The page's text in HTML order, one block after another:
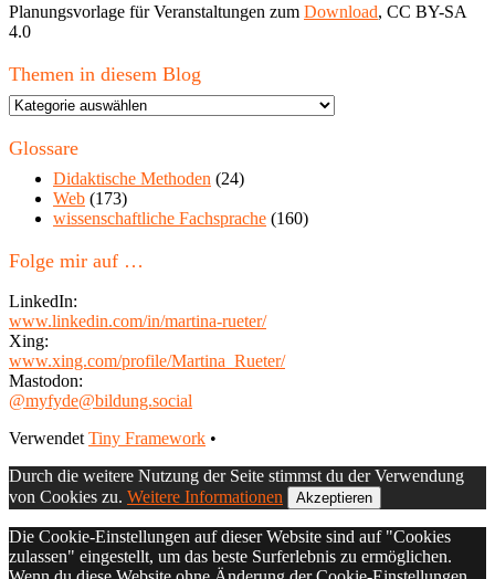
Planungsvorlage für Veranstaltungen zum Download, CC BY-SA
4.0
Themen in diesem Blog
Themen
diesem
Glossare
Didaktische Methoden (24)
Web (173)
wissenschaftliche Fachsprache (160)
Folge mir auf …
LinkedIn:
www.linkedin.com/in/martina-rueter/
Xing:
www.xing.com/profile/Martina_Rueter/
Mastodon:
@myfyde@bildung.social
Footer
Inhalt
Verwendet Tiny Framework •
Durch die weitere Nutzung der Seite stimmst du der Verwendung
von Cookies zu. Weitere Informationen Akzeptieren
Die Cookie-Einstellungen auf dieser Website sind auf "Cookies
zulassen" eingestellt, um das beste Surferlebnis zu ermöglichen.